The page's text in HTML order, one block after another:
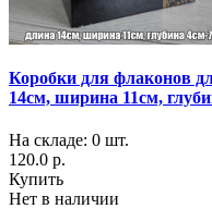
Коробки для флаконов
14см, ширина 11см,
На складе: 0 шт.
120.0 р.
Купить
Нет в наличии